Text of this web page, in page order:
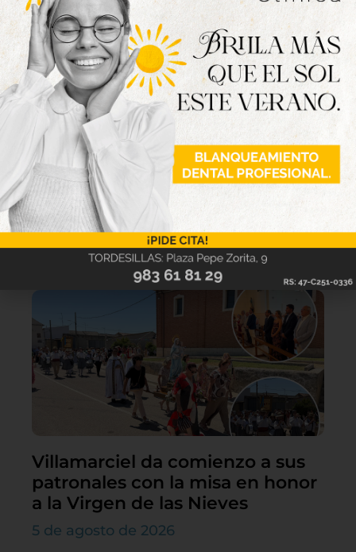
Caja Rural de Zamora seguirá en
la camiseta del Atlético
Tordesillas en su histórica
temporada en Segunda RFEF
7 de agosto de 2026
Villamarciel da comienzo a sus
patronales con la misa en honor
a la Virgen de las Nieves
5 de agosto de 2026